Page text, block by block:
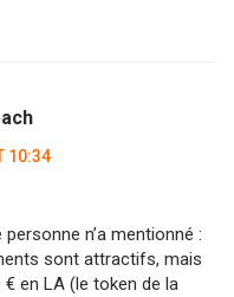
10:34
n’a mentionné :
sont attractifs, mais
€ en LA (le token de la